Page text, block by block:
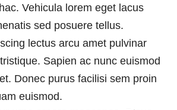
Vehicula lorem eget lacus
sed posuere tellus.
lectus arcu amet pulvinar
Sapien ac nunc euismod
Donec purus facilisi sem proin
euismod.